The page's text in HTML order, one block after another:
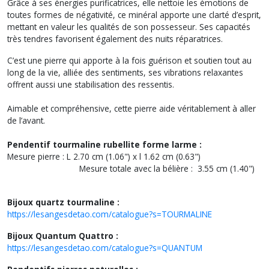
Grâce à ses énergies purificatrices, elle nettoie les émotions de
toutes formes de négativité, ce minéral apporte une clarté d’esprit,
mettant en valeur les qualités de son possesseur. Ses capacités
très tendres favorisent également des nuits réparatrices.
C’est une pierre qui apporte à la fois guérison et soutien tout au
long de la vie, alliée des sentiments, ses vibrations relaxantes
offrent aussi une stabilisation des ressentis.
Aimable et compréhensive, cette pierre aide véritablement à aller
de l’avant.
Pendentif tourmaline rubellite forme larme :
Mesure pierre : L 2.70 cm (1.06") x l 1.62 cm (0.63")
Mesure totale avec la bélière : 3.55 cm (1.40")
Bijoux quartz tourmaline :
https://lesangesdetao.com/catalogue?s=TOURMALINE
Bijoux Quantum Quattro :
https://lesangesdetao.com/catalogue?s=QUANTUM